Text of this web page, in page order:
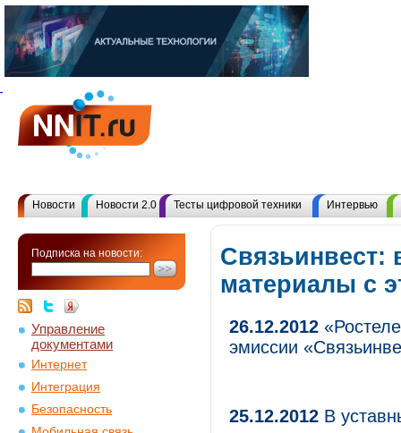
Новости Новости 2.0 Тесты цифровой техники Интервью
Подписка на новости:
Управление
документами
Интернет
Интеграция
Безопасность
Связьинвест:
материалы с
26.12.2012
эмиссии
25.12.2012 В